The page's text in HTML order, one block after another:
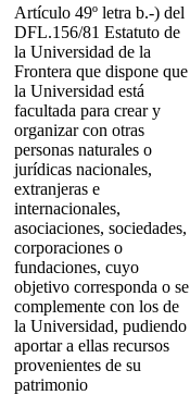
Artículo 49º letra b.-) del
DFL.156/81 Estatuto de
la Universidad de la
Frontera que dispone que
la Universidad está
facultada para crear y
organizar con otras
personas naturales o
jurídicas nacionales,
extranjeras e
internacionales,
asociaciones, sociedades,
corporaciones o
fundaciones, cuyo
objetivo corresponda o se
complemente con los de
la Universidad, pudiendo
aportar a ellas recursos
provenientes de su
patrimonio